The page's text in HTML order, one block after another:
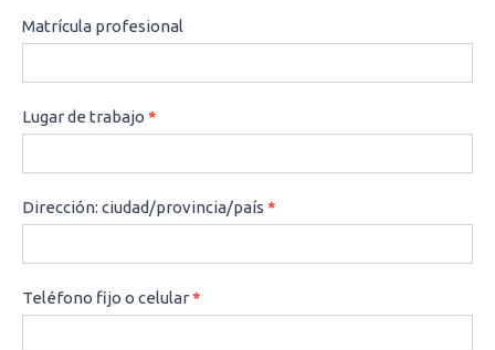
Matrícula profesional
Lugar de trabajo *
Dirección: ciudad/provincia/país *
Teléfono fijo o celular*